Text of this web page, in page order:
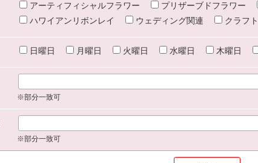
アーティフィシャルフラワー プリザーブドフラワー
ハワイアンリボンレイ
ウェディング関連 クラフト
日曜日 月曜日 火曜日 水曜日 木曜日
※部分一致可
※部分一致可